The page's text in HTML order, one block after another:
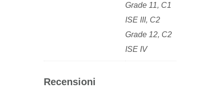
Grade 11, C1
ISE III, C2
Grade 12, C2
ISE IV
Recensioni